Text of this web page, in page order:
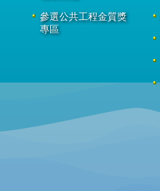
參選公共工程金質獎
專區